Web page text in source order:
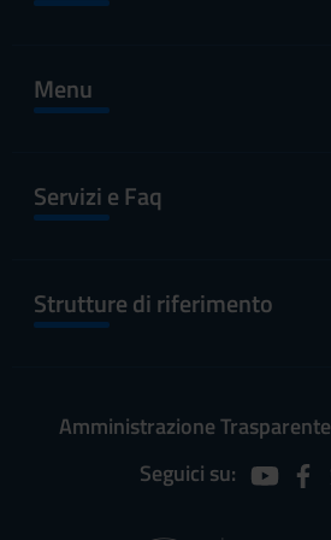
Menu
Servizi e Faq
Strutture di riferimento
Amministrazione Trasparente
Seguici su: